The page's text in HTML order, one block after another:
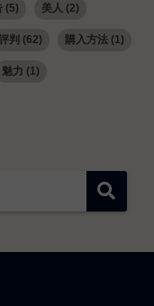
(5) 美人 (2)
判 (62) 購入方法(1)
魅力 (1)